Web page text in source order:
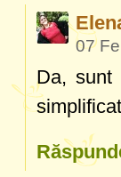
07
Da, sunt